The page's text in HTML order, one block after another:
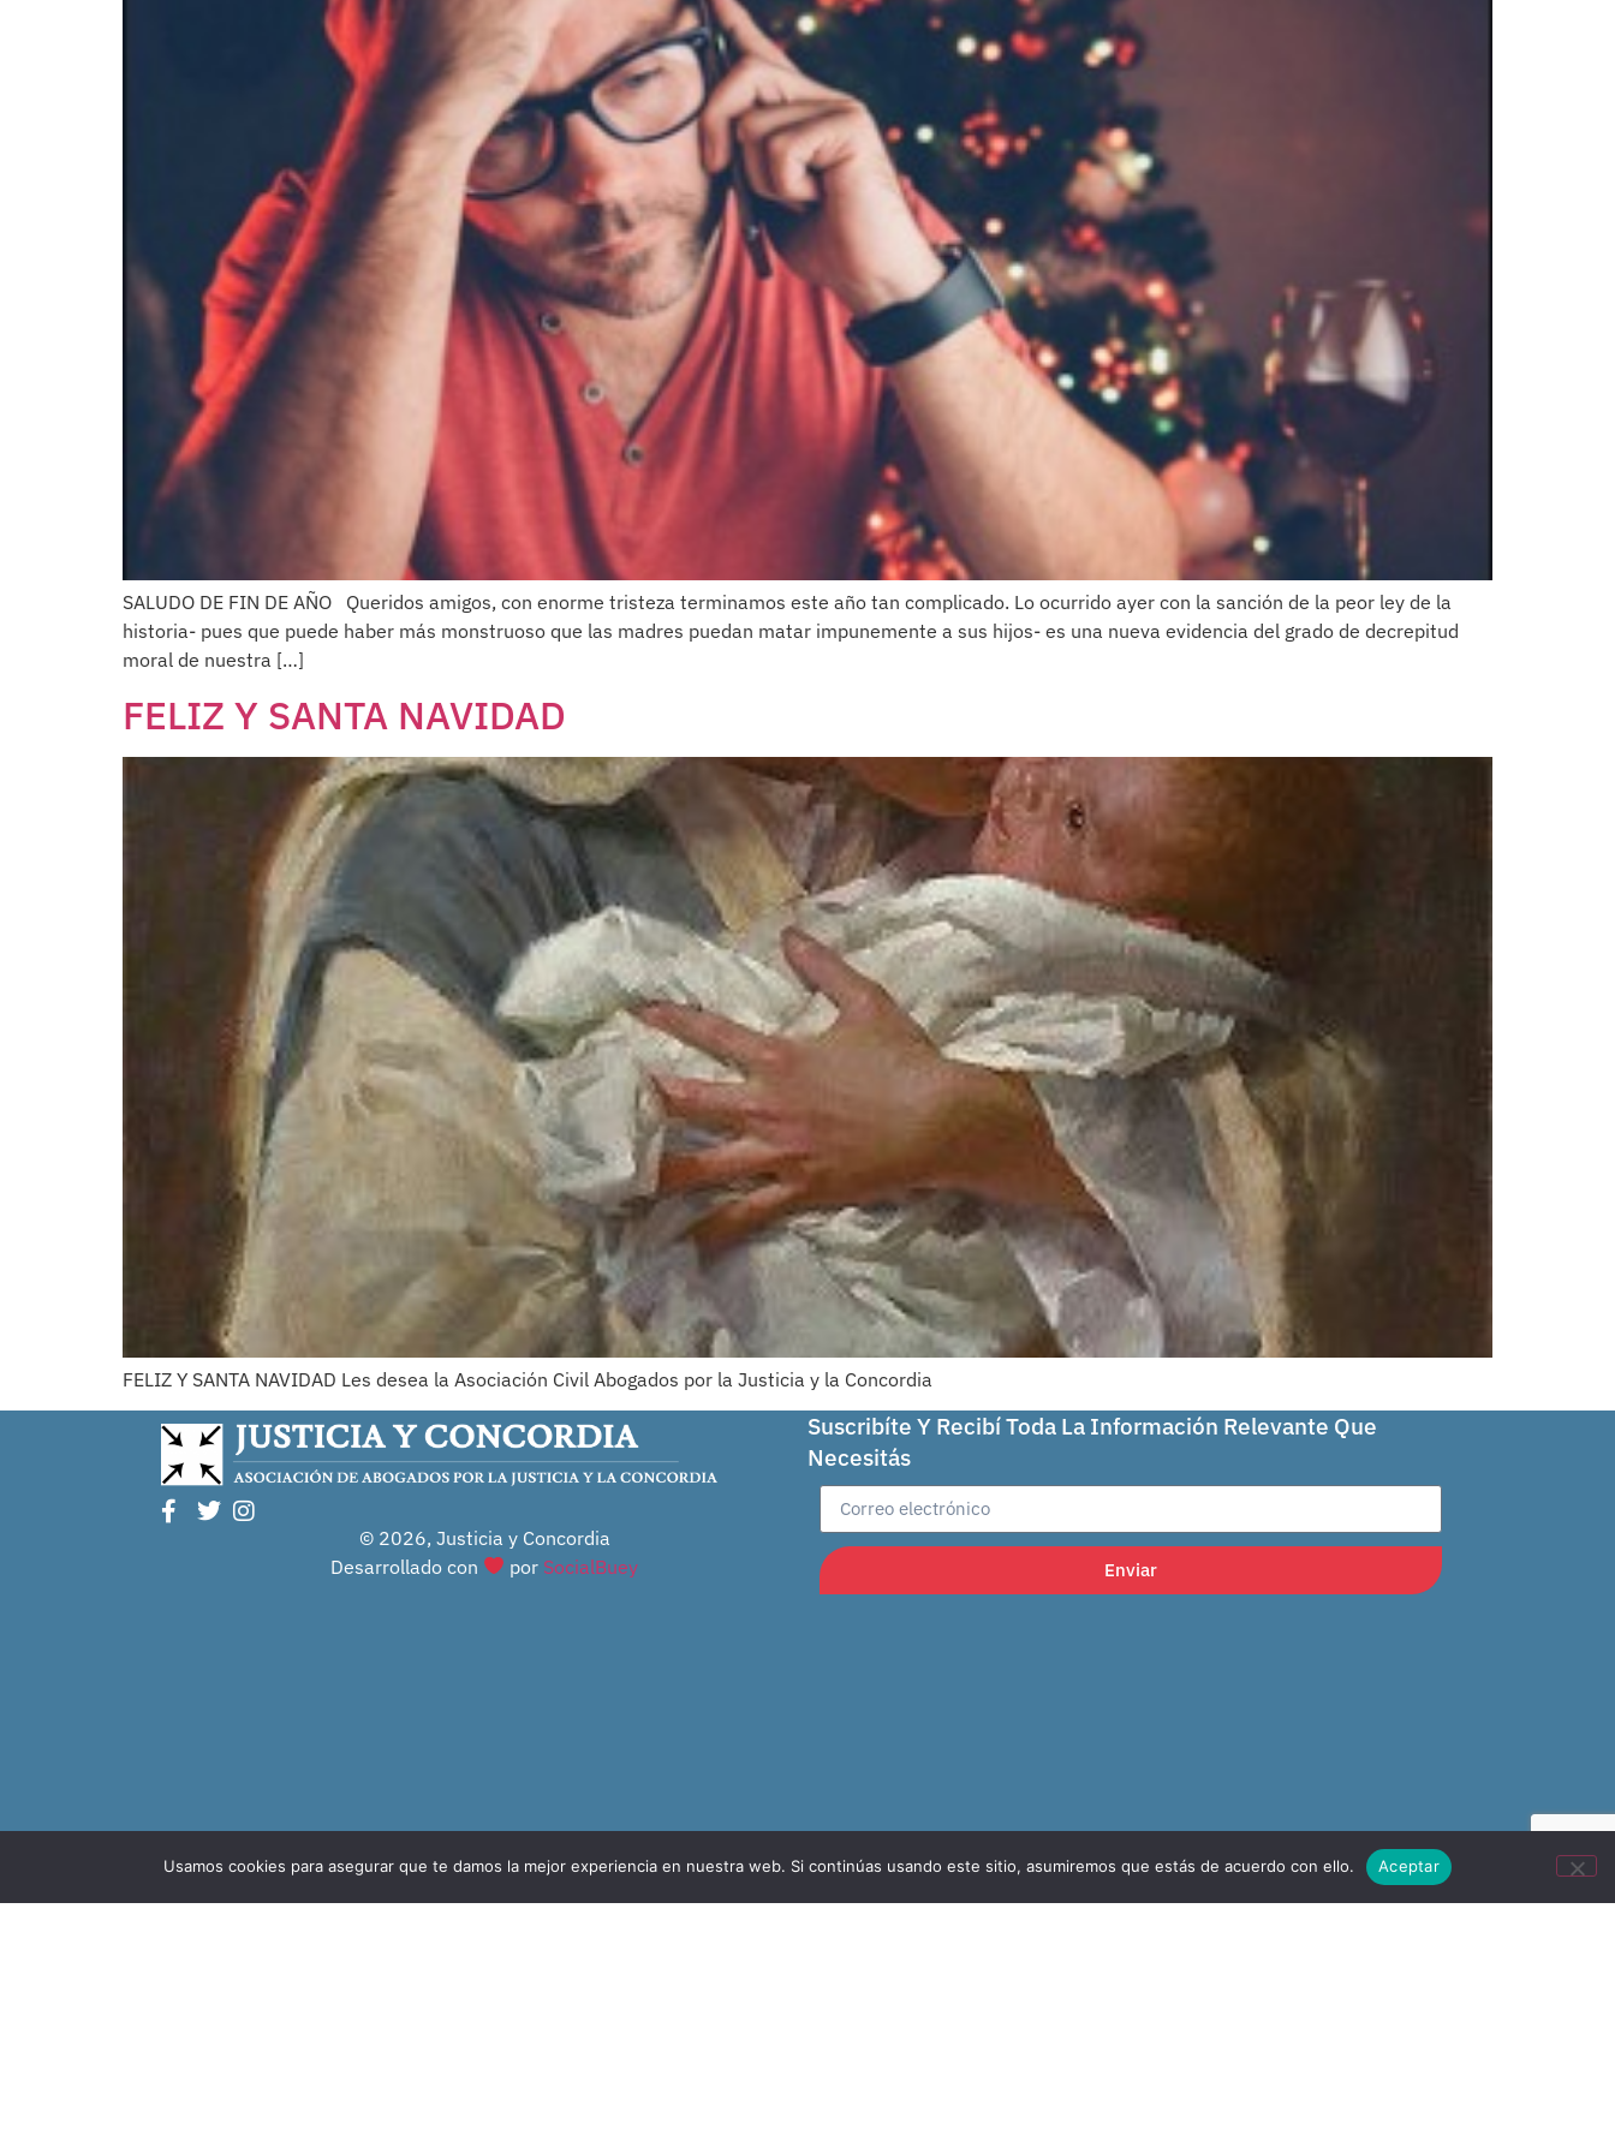
SALUDO DE FIN DE AÑO Queridos amigos, con enorme tristeza terminamos este año tan complicado. Lo ocurrido ayer con la sanción de la peor ley de la
historia- pues que puede haber más monstruoso que las madres puedan matar impunemente a sus hijos- es una nueva evidencia del grado de decrepitud
moral de nuestra […]
FELIZ Y SANTA NAVIDAD
FELIZ Y SANTA NAVIDAD Les desea la Asociación Civil Abogados por la Justicia y la Concordia
© 2026, Justicia y Concordia
Desarrollado con
por SocialBuey
Suscribíte Y Recibí Toda La Información Relevante Que
Necesitás
Enviar
Usamos cookies para asegurar que te damos la mejor experiencia en nuestra web. Si continúas usando este sitio, asumiremos que estás de acuerdo con ello. Aceptar